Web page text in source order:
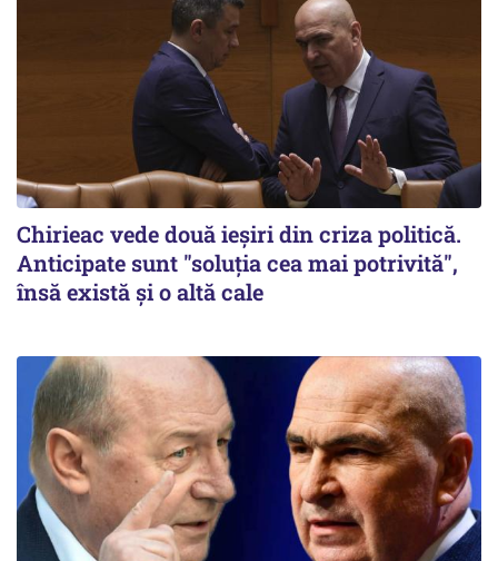
Chirieac vede două ieșiri din criza politică.
Anticipate sunt "soluția cea mai potrivită",
însă există și o altă cale